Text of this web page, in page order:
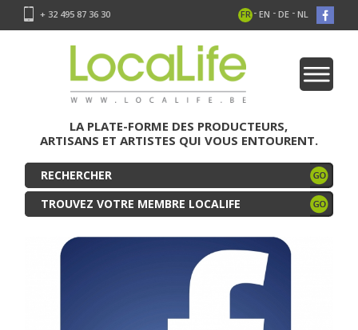
+ 32 495 87 36 30 FR - EN - DE - NL
LA PLATE-FORME DES PRODUCTEURS,
ARTISANS ET ARTISTES QUI VOUS ENTOURENT.
TROUVEZ VOTRE MEMBRE LOCALIFE